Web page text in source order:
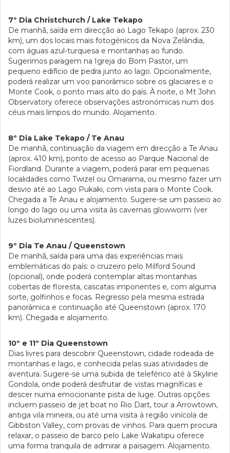
7º Dia Christchurch / Lake Tekapo
De manhã, saída em direcção ao Lago Tekapo (aprox. 230
km), um dos locais mais fotogénicos da Nova Zelândia,
com águas azul-turquesa e montanhas ao fundo.
Sugerimos paragem na Igreja do Bom Pastor, um
pequeno edifício de pedra junto ao lago. Opcionalmente,
poderá realizar um voo panorâmico sobre os glaciares e o
Monte Cook, o ponto mais alto do país. À noite, o Mt John
Observatory oferece observações astronómicas num dos
céus mais limpos do mundo. Alojamento.
8º Dia Lake Tekapo / Te Anau
De manhã, continuação da viagem em direcção a Te Anau
(aprox. 410 km), ponto de acesso ao Parque Nacional de
Fiordland. Durante a viagem, poderá parar em pequenas
localidades como Twizel ou Omarama, ou mesmo fazer um
desvio até ao Lago Pukaki, com vista para o Monte Cook.
Chegada a Te Anau e alojamento. Sugere-se um passeio ao
longo do lago ou uma visita às cavernas glowworm (ver
luzes bioluminescentes).
9º Dia Te Anau / Queenstown
De manhã, saída para uma das experiências mais
emblemáticas do país: o cruzeiro pelo Milford Sound
(opcional), onde poderá contemplar altas montanhas
cobertas de floresta, cascatas imponentes e, com alguma
sorte, golfinhos e focas. Regresso pela mesma estrada
panorâmica e continuação até Queenstown (aprox. 170
km). Chegada e alojamento.
10º e 11º Dia Queenstown
Dias livres para descobrir Queenstown, cidade rodeada de
montanhas e lago, e conhecida pelas suas atividades de
aventura. Sugere-se uma subida de teleférico até à Skyline
Gondola, onde poderá desfrutar de vistas magníficas e
descer numa emocionante pista de luge. Outras opções
incluem passeio de jet boat no Rio Dart, tour a Arrowtown,
antiga vila mineira, ou até uma visita à região vinícola de
Gibbston Valley, com provas de vinhos. Para quem procura
relaxar, o passeio de barco pelo Lake Wakatipu oferece
uma forma tranquila de admirar a paisagem. Alojamento.